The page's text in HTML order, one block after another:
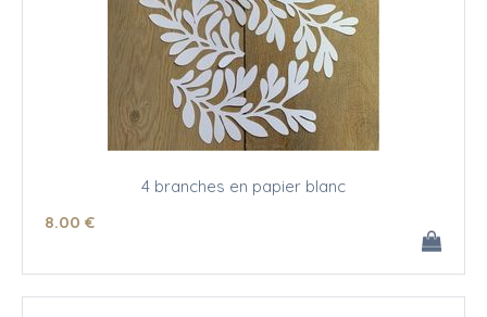
4 branches en papier blanc
8.00 €